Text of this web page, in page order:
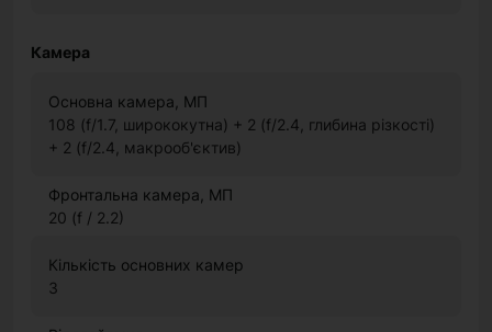
Камера
Основна камера, МП
108 (f/1.7, ширококутна) + 2 (f/2.4, глибина різкості)
+ 2 (f/2.4, макрооб'єктив)
Фронтальна камера, МП
20 (f / 2.2)
Кількість основних камер
3